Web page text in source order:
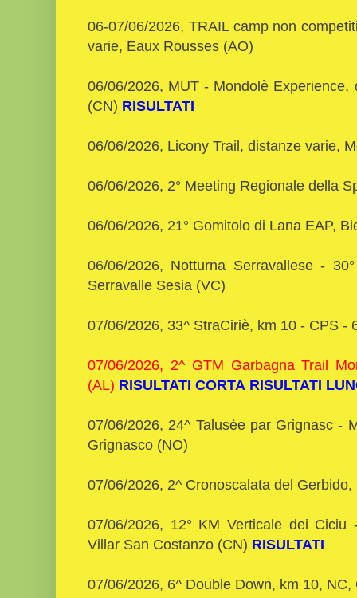
06-07/06/2026, TRAIL camp non
varie, Eaux Rousses (AO)
06/06/2026, MUT - Mondolè
(CN) RISULTATI
06/06/2026, Licony Trail, distanze varie,
06/06/2026, 2° Meeting Regionale della
06/06/2026, 21° Gomitolo di Lana EAP,
06/06/2026, Notturna Serravallese -
Serravalle Sesia (VC)
07/06/2026, 33^ StraCiriè, km 10 - CPS -
07/06/2026, 2^ GTM Garbagna Trail
(AL) RISULTATI CORTA RISULTATI
07/06/2026, 24^ Talusèe par Grignasc -
Grignasco (NO)
07/06/2026, 2^ Cronoscalata del
07/06/2026, 12° KM Verticale dei
Villar San Costanzo (CN) RISULTATI
07/06/2026, 6^ Double Down, km 10,